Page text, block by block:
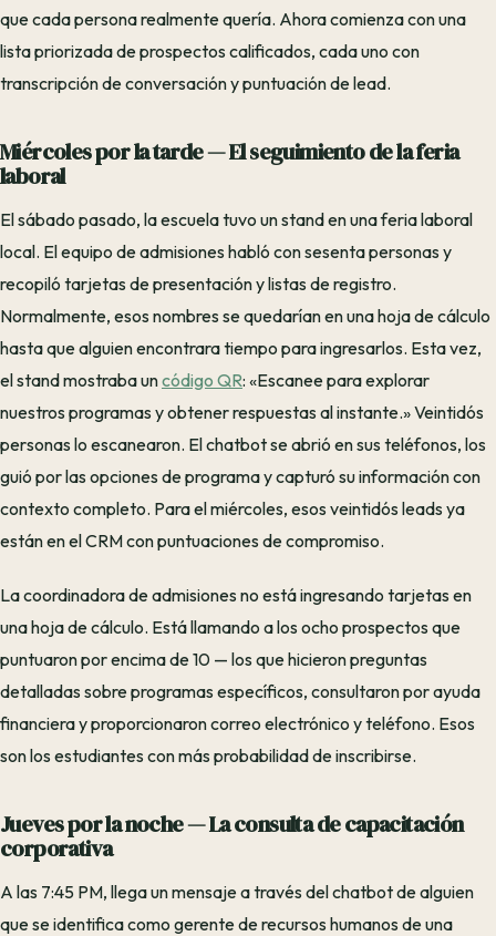
que cada persona realmente quería. Ahora comienza con una
lista priorizada de prospectos calificados, cada uno con
transcripción de conversación y puntuación de lead.
Miércoles por la tarde — El seguimiento de la feria
laboral
El sábado pasado, la escuela tuvo un stand en una feria laboral
local. El equipo de admisiones habló con sesenta personas y
recopiló tarjetas de presentación y listas de registro.
Normalmente, esos nombres se quedarían en una hoja de cálculo
hasta que alguien encontrara tiempo para ingresarlos. Esta vez,
el stand mostraba uncódigo QR: «Escanee para explorar
nuestros programas y obtener respuestas al instante.» Veintidós
personas lo escanearon. El chatbot se abrió en sus teléfonos, los
guió por las opciones de programa y capturó su información con
contexto completo. Para el miércoles, esos veintidós leads ya
están en el CRM con puntuaciones de compromiso.
La coordinadora de admisiones no está ingresando tarjetas en
una hoja de cálculo. Está llamando a los ocho prospectos que
puntuaron por encima de 10 — los que hicieron preguntas
detalladas sobre programas específicos, consultaron por ayuda
financiera y proporcionaron correo electrónico y teléfono. Esos
son los estudiantes con más probabilidad de inscribirse.
Jueves por la noche — La consulta de capacitación
corporativa
A las 7:45 PM, llega un mensaje a través del chatbot de alguien
que se identifica como gerente de recursos humanos de una